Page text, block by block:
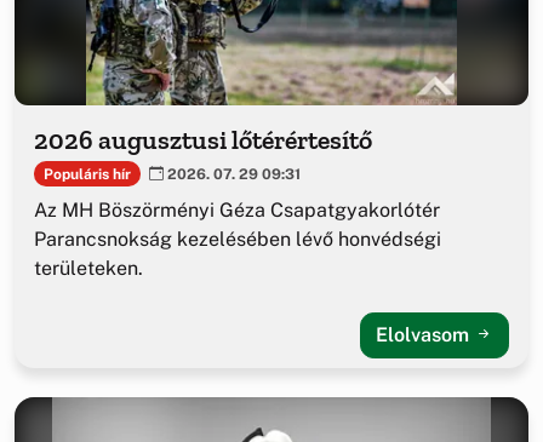
2026 augusztusi lőtérértesítő
Populáris hír 2026. 07. 29 09:31
Az MH Böszörményi Géza Csapatgyakorlótér
Parancsnokság kezelésében lévő honvédségi
területeken.
Elolvasom